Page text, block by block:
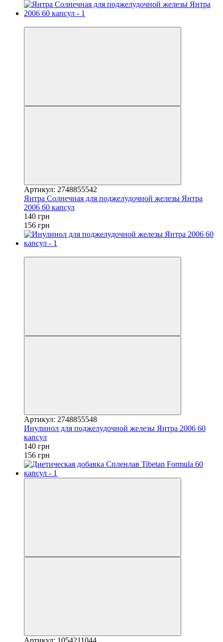
Артикул: 2748855542
Янтра Солнечная для поджелудочной железы Янтра
2006 60 капсул
140 грн
156 грн
Артикул: 2748855548
Инулинол для поджелудочной железы Янтра 2006 60
капсул
140 грн
156 грн
Артикул: 1054211044